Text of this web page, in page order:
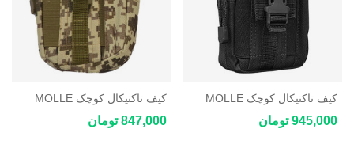
کیف تاکتیکال کوچک MOLLE
مدل ZhaoCo
945,000 تومان
کیف تاکتیکال کوچک MOLLE
مدل ZhaoCo
847,000 تومان